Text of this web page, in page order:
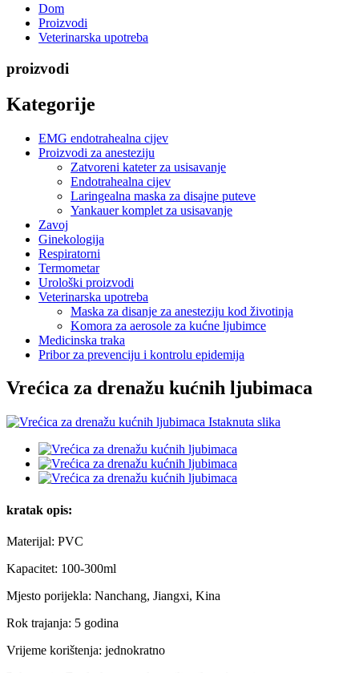
Dom
Proizvodi
Veterinarska upotreba
proizvodi
Kategorije
EMG endotrahealna cijev
Proizvodi za anesteziju
Zatvoreni kateter za usisavanje
Endotrahealna cijev
Laringealna maska ​​za disajne puteve
Yankauer komplet za usisavanje
Zavoj
Ginekologija
Respiratorni
Termometar
Urološki proizvodi
Veterinarska upotreba
Maska za disanje za anesteziju kod životinja
Komora za aerosole za kućne ljubimce
Medicinska traka
Pribor za prevenciju i kontrolu epidemija
Vrećica za drenažu kućnih ljubimaca
kratak opis:
Materijal: PVC
Kapacitet: 100-300ml
Mjesto porijekla: Nanchang, Jiangxi, Kina
Rok trajanja: 5 godina
Vrijeme korištenja: jednokratno